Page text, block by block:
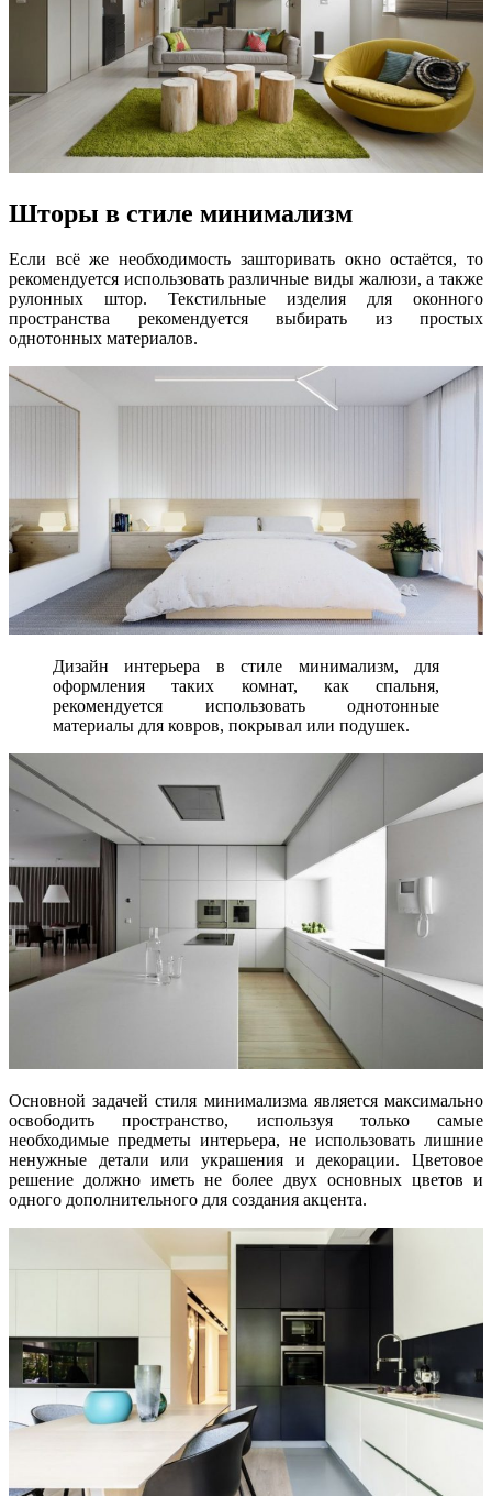
Шторы в стиле минимализм
Если всё же необходимость зашторивать окно остаётся, то
рекомендуется использовать различные виды жалюзи, а также
рулонных штор. Текстильные изделия для оконного
пространства рекомендуется выбирать из простых
однотонных материалов.
Дизайн интерьера в стиле минимализм, для
оформления таких комнат, как спальня,
рекомендуется использовать однотонные
материалы для ковров, покрывал или подушек.
Основной задачей стиля минимализма является максимально
освободить пространство, используя только самые
необходимые предметы интерьера, не использовать лишние
ненужные детали или украшения и декорации. Цветовое
решение должно иметь не более двух основных цветов и
одного дополнительного для создания акцента.